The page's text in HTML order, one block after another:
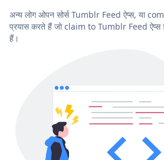
अन्य लोग ओपन सोर्स Tumblr Feed ऐप्स, या
प्रयास करते हैं जो claim to Tumblr Feed
हैं।